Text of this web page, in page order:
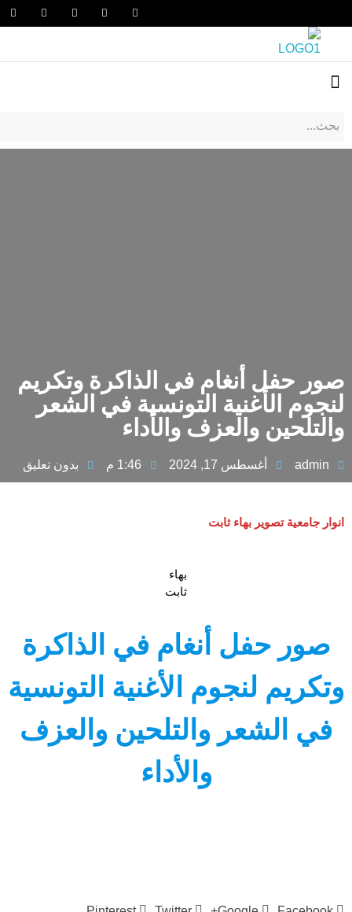
صور حفل أنغام في الذاكرة وتكريم
لنجوم الأغنية التونسية في الشعر
والتلحين والعزف والأداء
admin أغسطس 17, 2024 1:46 م بدون تعليق
انوار جامعية تصوير بهاء ثابت
بهاء
ثابت
صور حفل أنغام في الذاكرة
وتكريم لنجوم الأغنية التونسية
في الشعر والتلحين والعزف
والأداء